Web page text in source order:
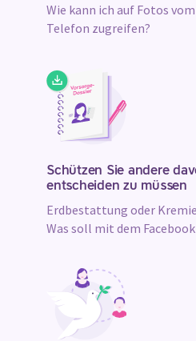
Wie kann ich auf Fotos
Telefon zugreifen?
Schützen Sie andere
entscheiden zu müssen
Erdbestattung oder
Was soll mit dem